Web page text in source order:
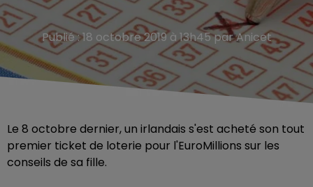
Publié : 18 octobre 2019 à 13h45 par Anicet
Le 8 octobre dernier, un irlandais s'est acheté son tout
premier ticket de loterie pour l'EuroMillions sur les
conseils de sa fille.